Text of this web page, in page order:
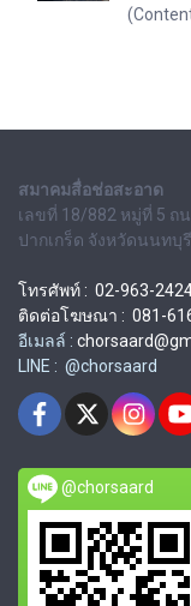
สมาคมสื่อช่อสะอาด
เลขที่ 18/882 หมู่ที่ 5 ถ
ปากเกร็ด จังหวัดนนทบุ
โทรศัพท์ : 02-963-
ติดต่อโฆษณา : 081-
อีเมลล์ :
LINE : @chorsaard
@chorsaard